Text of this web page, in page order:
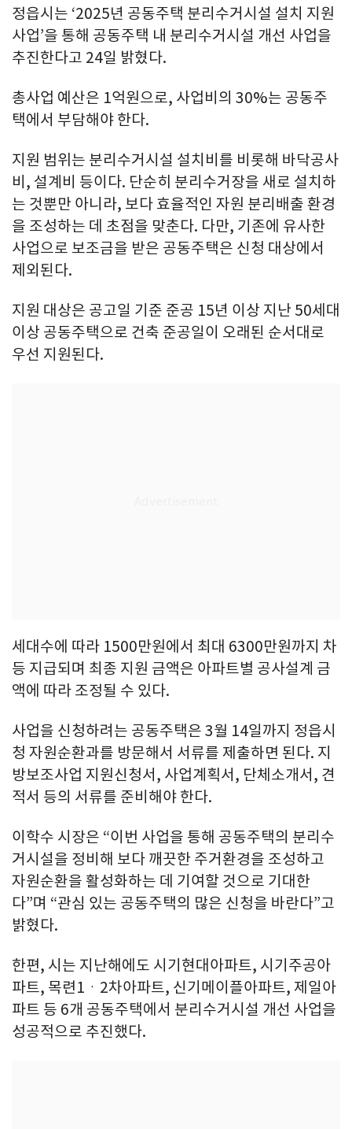
정읍시는 ‘2025년 공동주택 분리수거시설 설치 지원
사업’을 통해 공동주택 내 분리수거시설 개선 사업을
추진한다고 24일 밝혔다.
총사업 예산은 1억원으로, 사업비의 30%는 공동주
택에서 부담해야 한다.
지원 범위는 분리수거시설 설치비를 비롯해 바닥공사
비, 설계비 등이다. 단순히 분리수거장을 새로 설치하
는 것뿐만 아니라, 보다 효율적인 자원 분리배출 환경
을 조성하는 데 초점을 맞춘다. 다만, 기존에 유사한
사업으로 보조금을 받은 공동주택은 신청 대상에서
제외된다.
지원 대상은 공고일 기준 준공 15년 이상 지난 50세대
이상 공동주택으로 건축 준공일이 오래된 순서대로
우선 지원된다.
세대수에 따라 1500만원에서 최대 6300만원까지 차
등 지급되며 최종 지원 금액은 아파트별 공사설계 금
액에 따라 조정될 수 있다.
사업을 신청하려는 공동주택은 3월 14일까지 정읍시
청 자원순환과를 방문해서 서류를 제출하면 된다. 지
방보조사업 지원신청서, 사업계획서, 단체소개서, 견
적서 등의 서류를 준비해야 한다.
이학수 시장은 “이번 사업을 통해 공동주택의 분리수
거시설을 정비해 보다 깨끗한 주거환경을 조성하고
자원순환을 활성화하는 데 기여할 것으로 기대한
다”며 “관심 있는 공동주택의 많은 신청을 바란다”고
밝혔다.
한편, 시는 지난해에도 시기현대아파트, 시기주공아
파트, 목련1ㆍ2차아파트, 신기메이플아파트, 제일아
파트 등 6개 공동주택에서 분리수거시설 개선 사업을
성공적으로 추진했다.